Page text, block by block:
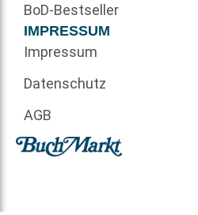
BoD-Bestseller
IMPRESSUM
Impressum
Datenschutz
AGB